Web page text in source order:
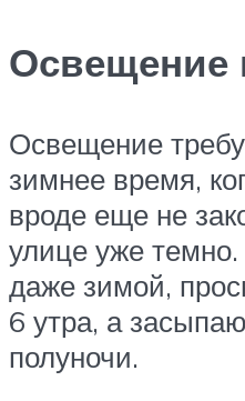
Освещение
Освещение
зимнее время,
вроде еще не
улице уже
даже зимой,
6 утра, а
полуночи.